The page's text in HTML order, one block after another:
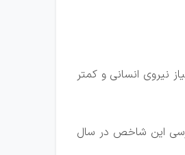
نیروی انسانی و کمتر
ابتدایی ۲۰، در دوره متوسطه اول ۱۸، برای دوره متوسطه دوم ۱۷ و برای کل دوره‌ها ۱۸ است. بررسی این شاخص در سال